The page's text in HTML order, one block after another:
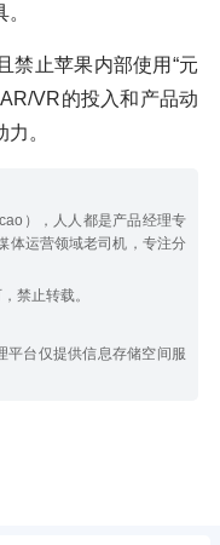
禁止苹果内部使用“元
VR的投入和产品动
。
），人人都是产品经理专
体运营领域老司机，专注分
禁止转载。
平台仅提供信息存储空间服